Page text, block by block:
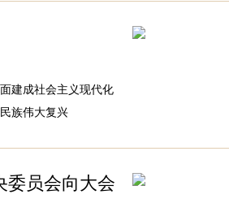
建成社会主义现代化
族伟大复兴
委员会向大会